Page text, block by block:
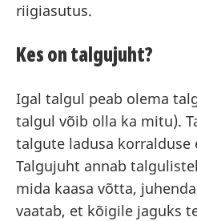
riigiasutus.
Kes on talgujuht?
Igal talgul peab olema
talgul võib olla ka mitu).
talgute ladusa korralduse
Talgujuht annab
mida kaasa võtta,
vaatab, et kõigile jaguks